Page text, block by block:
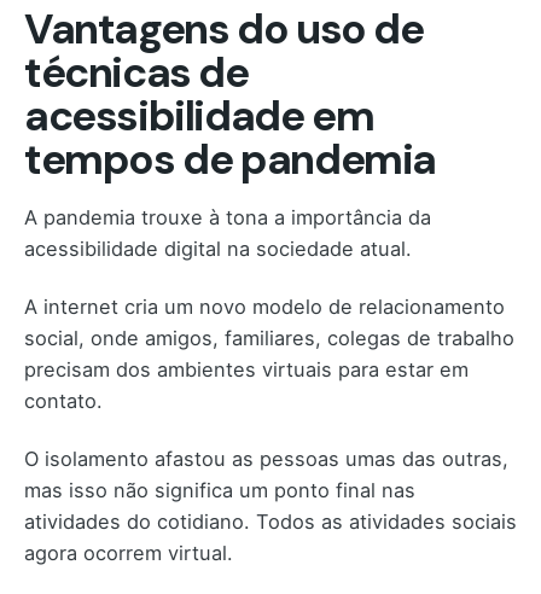
Vantagens do uso de
técnicas de
acessibilidade em
tempos de pandemia
A pandemia trouxe à tona a importância da
acessibilidade digital na sociedade atual.
A internet cria um novo modelo de relacionamento
social, onde amigos, familiares, colegas de trabalho
precisam dos ambientes virtuais para estar em
contato.
O isolamento afastou as pessoas umas das outras,
mas isso não significa um ponto final nas
atividades do cotidiano. Todos as atividades sociais
agora ocorrem virtual.